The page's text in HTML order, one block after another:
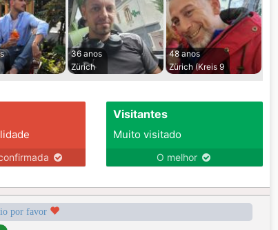
36 anos
Zürich
48 anos
Zürich (Kreis 9
Visitantes
Muito visitado
O melhor
por favor